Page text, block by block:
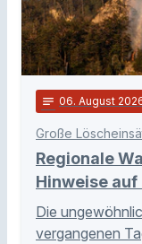
notes 06. August
Große
Regionale
Hinweise
Die
vergangenen